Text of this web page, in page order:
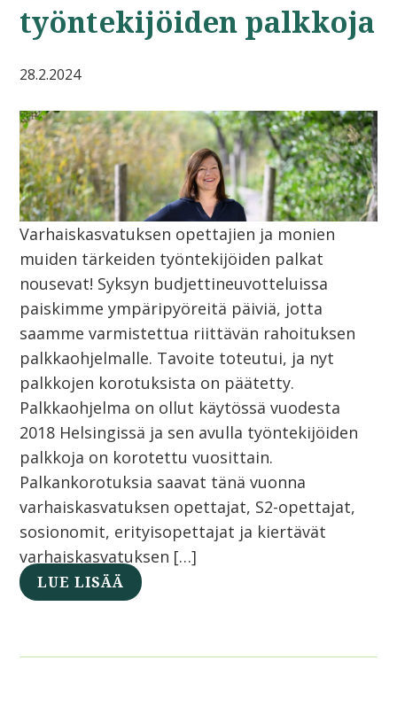
työntekijöiden palkkoja
28.2.2024
Varhaiskasvatuksen opettajien ja monien
muiden tärkeiden työntekijöiden palkat
nousevat! Syksyn budjettineuvotteluissa
paiskimme ympäripyöreitä päiviä, jotta
saamme varmistettua riittävän rahoituksen
palkkaohjelmalle. Tavoite toteutui, ja nyt
palkkojen korotuksista on päätetty.
Palkkaohjelma on ollut käytössä vuodesta
2018 Helsingissä ja sen avulla työntekijöiden
palkkoja on korotettu vuosittain.
Palkankorotuksia saavat tänä vuonna
varhaiskasvatuksen opettajat, S2-opettajat,
sosionomit, erityisopettajat ja kiertävät
varhaiskasvatuksen […]
LUE LISÄÄ